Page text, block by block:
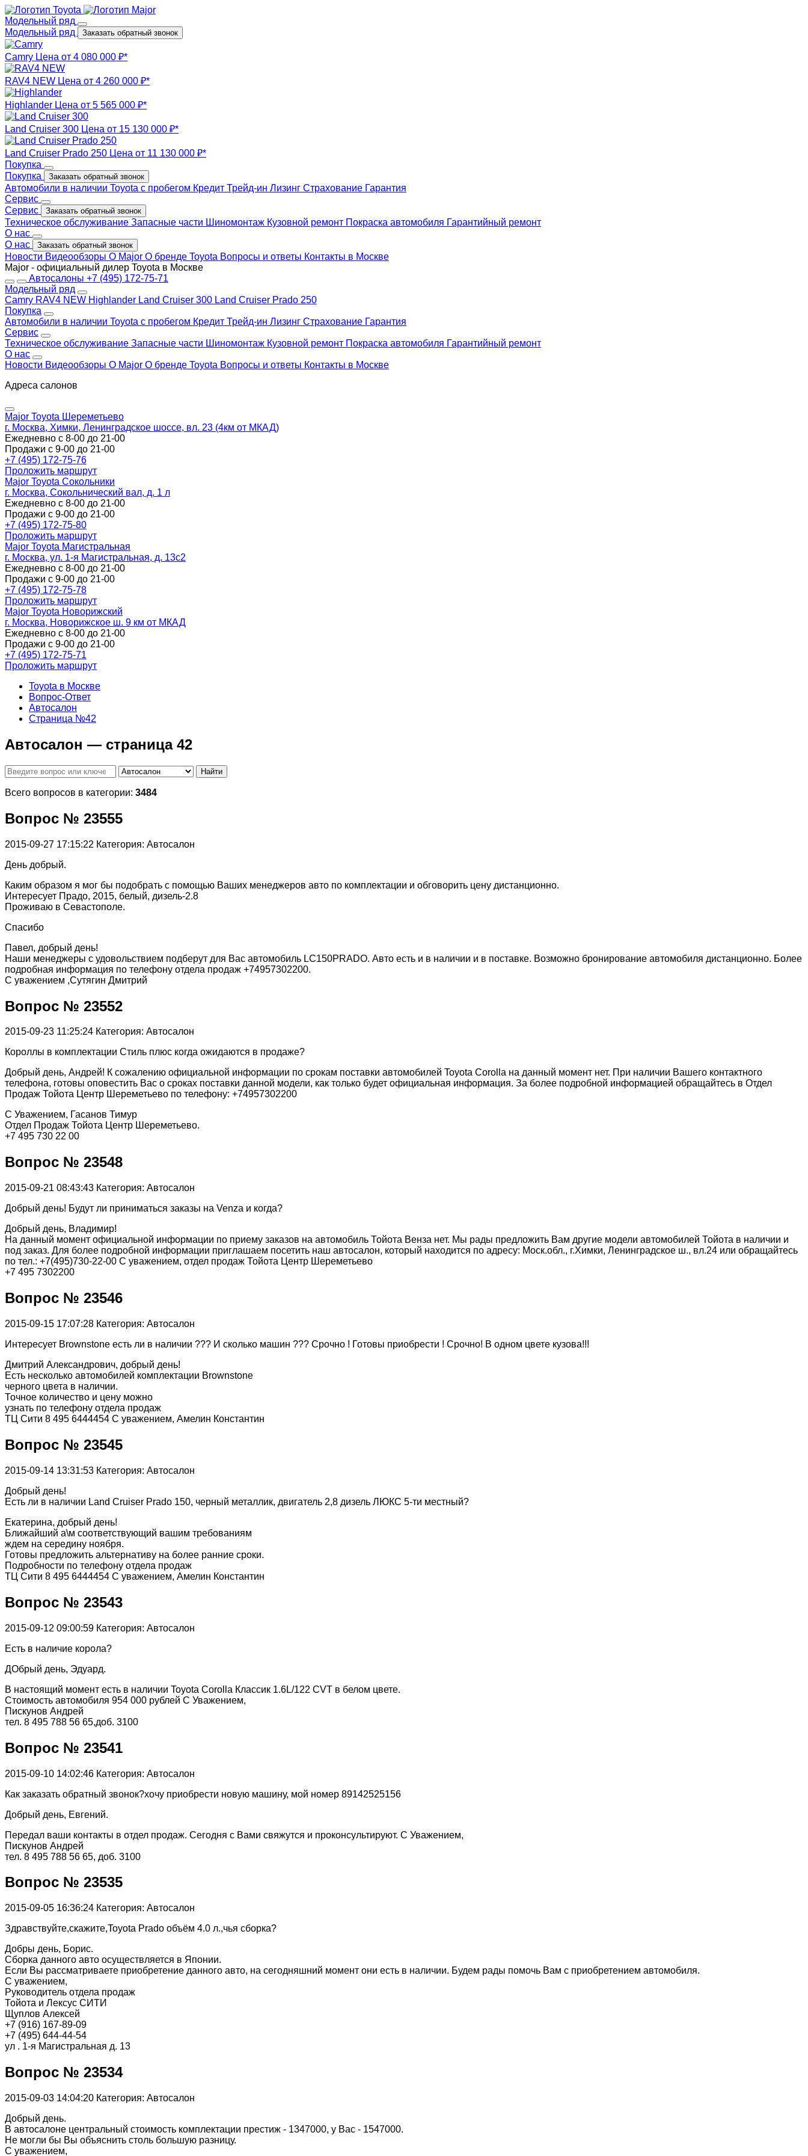
Модельный ряд
Модельный ряд
Заказать обратный звонок
Camry Цена от 4 080 000 ₽*
RAV4 NEW Цена от 4 260 000 ₽*
Highlander Цена от 5 565 000 ₽*
Land Cruiser 300 Цена от 15 130 000 ₽*
Land Cruiser Prado 250 Цена от 11 130 000 ₽*
Покупка
Покупка
Заказать обратный звонок
Автомобили в наличии Toyota с пробегом Кредит Трейд-ин Лизинг Страхование Гарантия
Сервис
Сервис
Заказать обратный звонок
Техническое обслуживание Запасные части Шиномонтаж Кузовной ремонт Покраска автомобиля Гарантийный ремонт
О нас
О нас
Заказать обратный звонок
Новости Видеообзоры О Major О бренде Toyota Вопросы и ответы Контакты в Москве
Major - официальный дилер Toyota в Москве
Автосалоны +7 (495) 172-75-71
Модельный ряд
Camry RAV4 NEW Highlander Land Cruiser 300 Land Cruiser Prado 250
Покупка
Автомобили в наличии Toyota с пробегом Кредит Трейд-ин Лизинг Страхование Гарантия
Сервис
Техническое обслуживание Запасные части Шиномонтаж Кузовной ремонт Покраска автомобиля Гарантийный ремонт
О нас
Новости Видеообзоры О Major О бренде Toyota Вопросы и ответы Контакты в Москве
Адреса салонов
Major Toyota Шереметьево
г. Москва, Химки, Ленинградское шоссе, вл. 23 (4км от МКАД)
Ежедневно с 8-00 до 21-00
Продажи с 9-00 до 21-00
+7 (495) 172-75-76
Проложить маршрут
Major Toyota Сокольники
г. Москва, Сокольнический вал, д. 1 л
Ежедневно с 8-00 до 21-00
Продажи с 9-00 до 21-00
+7 (495) 172-75-80
Проложить маршрут
Major Toyota Магистральная
г. Москва, ул. 1-я Магистральная, д. 13с2
Ежедневно с 8-00 до 21-00
Продажи с 9-00 до 21-00
+7 (495) 172-75-78
Проложить маршрут
Major Toyota Новорижский
г. Москва, Новорижское ш. 9 км от МКАД
Ежедневно с 8-00 до 21-00
Продажи с 9-00 до 21-00
+7 (495) 172-75-71
Проложить маршрут
Toyota в Москве
Вопрос-Ответ
Автосалон
Страница №42
Автосалон — страница 42
Найти
Всего вопросов в категории: 3484
Вопрос № 23555
2015-09-27 17:15:22 Категория: Автосалон
День добрый.
Каким образом я мог бы подобрать с помощью Ваших менеджеров авто по комплектации и обговорить цену дистанционно.
Интересует Прадо, 2015, белый, дизель-2.8
Проживаю в Севастополе.
Спасибо
Павел, добрый день!
Наши менеджеры с удовольствием подберут для Вас автомобиль LC150PRADO. Авто есть и в наличии и в поставке. Возможно бронирование автомобиля дистанционно. Более
подробная информация по телефону отдела продаж +74957302200.
С уважением ,Сутягин Дмитрий
Вопрос № 23552
2015-09-23 11:25:24 Категория: Автосалон
Короллы в комплектации Стиль плюс когда ожидаются в продаже?
Добрый день, Андрей! К сожалению официальной информации по срокам поставки автомобилей Toyota Corolla на данный момент нет. При наличии Вашего контактного
телефона, готовы оповестить Вас о сроках поставки данной модели, как только будет официальная информация. За более подробной информацией обращайтесь в Отдел
Продаж Тойота Центр Шереметьево по телефону: +74957302200
С Уважением, Гасанов Тимур
Отдел Продаж Тойота Центр Шереметьево.
+7 495 730 22 00
Вопрос № 23548
2015-09-21 08:43:43 Категория: Автосалон
Добрый день! Будут ли приниматься заказы на Venza и когда?
Добрый день, Владимир!
На данный момент официальной информации по приему заказов на автомобиль Тойота Венза нет. Мы рады предложить Вам другие модели автомобилей Тойота в наличии и
под заказ. Для более подробной информации приглашаем посетить наш автосалон, который находится по адресу: Моск.обл., г.Химки, Ленинградское ш., вл.24 или обращайтесь
по тел.: +7(495)730-22-00 С уважением, отдел продаж Тойота Центр Шереметьево
+7 495 7302200
Вопрос № 23546
2015-09-15 17:07:28 Категория: Автосалон
Интересует Brownstone есть ли в наличии ??? И сколько машин ??? Срочно ! Готовы приобрести ! Срочно! В одном цвете кузова!!!
Дмитрий Александрович, добрый день!
Есть несколько автомобилей комплектации Brownstone
черного цвета в наличии.
Точное количество и цену можно
узнать по телефону отдела продаж
ТЦ Сити 8 495 6444454 С уважением, Амелин Константин
Вопрос № 23545
2015-09-14 13:31:53 Категория: Автосалон
Добрый день!
Есть ли в наличии Land Cruiser Prado 150, черный металлик, двигатель 2,8 дизель ЛЮКС 5-ти местный?
Екатерина, добрый день!
Ближайший а\м соответствующий вашим требованиям
ждем на середину ноября.
Готовы предложить альтернативу на более ранние сроки.
Подробности по телефону отдела продаж
ТЦ Сити 8 495 6444454 С уважением, Амелин Константин
Вопрос № 23543
2015-09-12 09:00:59 Категория: Автосалон
Eсть в наличие корола?
ДОбрый день, Эдуард.
В настоящий момент есть в наличии Toyota Corolla Классик 1.6L/122 CVT в белом цвете.
Стоимость автомобиля 954 000 рублей С Уважением,
Пискунов Андрей
тел. 8 495 788 56 65,доб. 3100
Вопрос № 23541
2015-09-10 14:02:46 Категория: Автосалон
Как заказать обратный звонок?хочу приобрести новую машину, мой номер 89142525156
Добрый день, Евгений.
Передал ваши контакты в отдел продаж. Сегодня с Вами свяжутся и проконсультируют. C Уважением,
Пискунов Андрей
тел. 8 495 788 56 65, доб. 3100
Вопрос № 23535
2015-09-05 16:36:24 Категория: Автосалон
Здравствуйте,скажите,Toyota Prado объём 4.0 л.,чья сборка?
Добры день, Борис.
Сборка данного авто осуществляется в Японии.
Если Вы рассматриваете приобретение данного авто, на сегодняшний момент они есть в наличии. Будем рады помочь Вам с приобретением автомобиля.
С уважением,
Руководитель отдела продаж
Тойота и Лексус СИТИ
Щуплов Алексей
+7 (916) 167-89-09
+7 (495) 644-44-54
ул . 1-я Магистральная д. 13
Вопрос № 23534
2015-09-03 14:04:20 Категория: Автосалон
Добрый день.
В автосалоне центральный стоимость комплектации престиж - 1347000, у Вас - 1547000.
Не могли бы Вы объяснить столь большую разницу.
С уважением,